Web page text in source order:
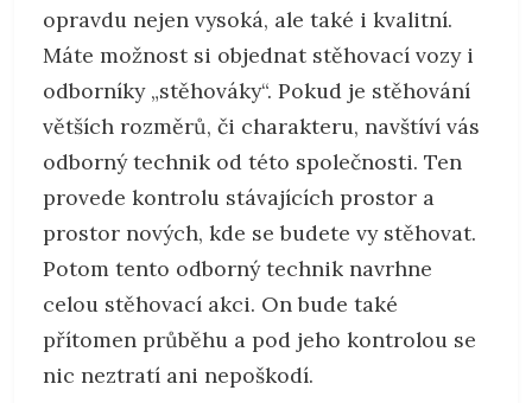
opravdu nejen vysoká, ale také i kvalitní.
Máte možnost si objednat stěhovací vozy i
odborníky „stěhováky“. Pokud je stěhování
větších rozměrů, či charakteru, navštíví vás
odborný technik od této společnosti. Ten
provede kontrolu stávajících prostor a
prostor nových, kde se budete vy stěhovat.
Potom tento odborný technik navrhne
celou stěhovací akci. On bude také
přítomen průběhu a pod jeho kontrolou se
nic neztratí ani nepoškodí.